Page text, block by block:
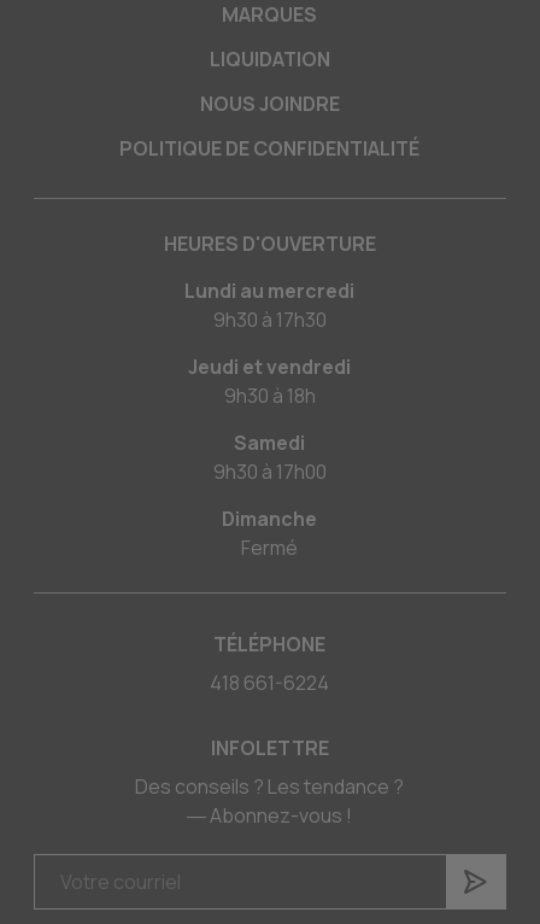
MARQUES
LIQUIDATION
NOUS JOINDRE
POLITIQUE DE CONFIDENTIALITÉ
HEURES D'OUVERTURE
Lundi au mercredi
9h30 à 17h30
Jeudi et vendredi
9h30 à 18h
Samedi
9h30 à 17h00
Dimanche
Fermé
TÉLÉPHONE
418 661-6224
INFOLETTRE
Des conseils ? Les tendance ?
― Abonnez-vous !